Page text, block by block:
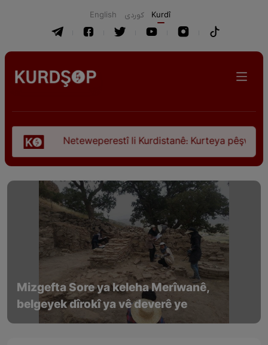
English كوردی Kurdî
Neteweperestî li Kurdistanê: Kurteya pêşveçûna dirokî û
Mizgefta Sore ya keleha Merîwanê,
belgeyek dîrokî ya vê deverê ye